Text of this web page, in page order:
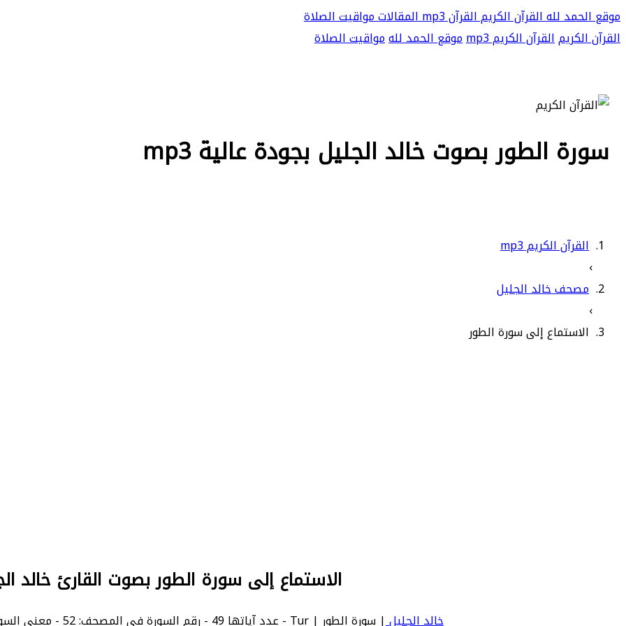
موقع الحمد للهالقرآن الكريمالقرآن mp3 المقالاتمواقيت الصلاة
القرآن الكريمالقرآن الكريم mp3 موقع الحمد للهمواقيت الصلاة
سورة الطور بصوت خالد الجليل بجودة عالية mp3
القرآن الكريم mp3
›
مصحف خالد الجليل
›
الاستماع إلى سورة الطور
الاستماع إلى سورة الطور بصوت القارئ خالد
خالد الجليل| سورة الطور | Tur - عدد آياتها 49 - رقم السورة في المصحف: 52 - معنى السورة بالإنجليزية: The Mount.